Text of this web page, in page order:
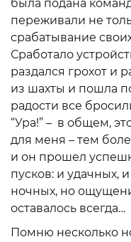
была подана
переживали не
срабатывание
Сработало
раздался грохот и
из шахты и пошла
радости все
“Ура!” – в общем,
для меня – тем
и он прошел
пусков: и удачных,
ночных, но
оставалось всегда…
Помню несколько